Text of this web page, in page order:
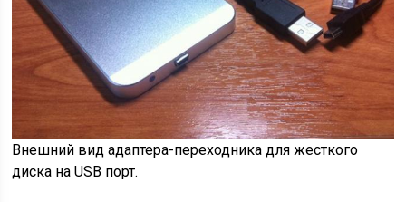
Внешний вид адаптера-переходника для жесткого
диска на USB порт.